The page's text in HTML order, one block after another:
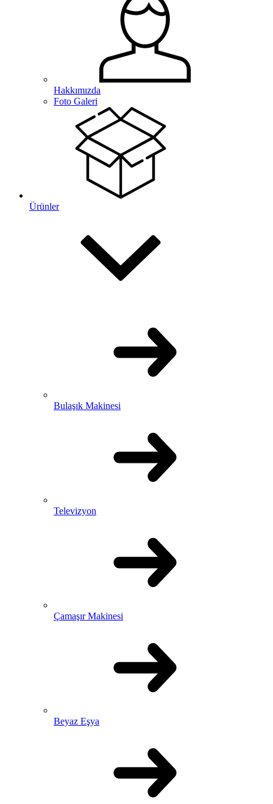
Hakkımızda
Foto Galeri
Ürünler
Bulaşık Makinesi
Televizyon
Çamaşır Makinesi
Beyaz Eşya